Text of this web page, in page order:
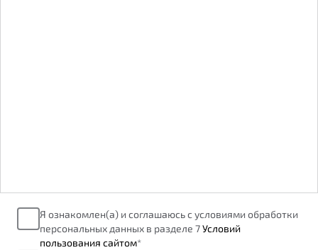
Универсальный кроссовер
Запись на сервис
Калькулятор ТО
Клиентская поддержка
Я ознакомлен(а) и соглашаюсь с условиями обработки
персональных данных в разделе 7Условий
пользования сайтом*